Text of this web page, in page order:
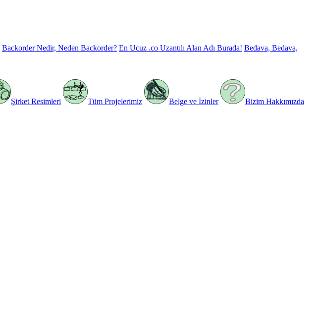
Backorder Nedir, Neden Backorder? En Ucuz .co Uzantılı Alan Adı Burada! Bedava, Bedava,
Şirket Resimleri Tüm Projelerimiz Belge ve İzinler Bizim Hakkımızda